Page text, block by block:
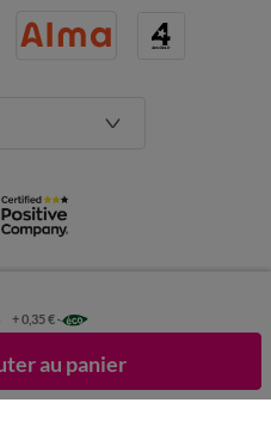
+ 0,35 €
au panier
personnelles